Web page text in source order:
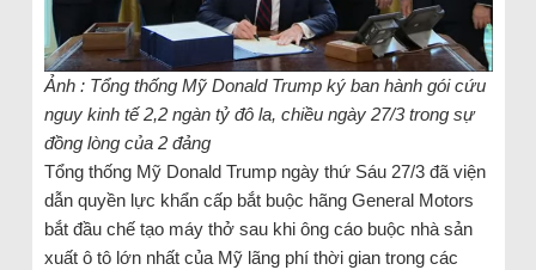
Ảnh : Tổng thống Mỹ Donald Trump ký ban hành gói cứu
nguy kinh tế 2,2 ngàn tỷ đô la, chiều ngày 27/3 trong sự
đồng lòng của 2 đảng
Tổng thống Mỹ Donald Trump ngày thứ Sáu 27/3 đã viện
dẫn quyền lực khẩn cấp bắt buộc hãng General Motors
bắt đầu chế tạo máy thở sau khi ông cáo buộc nhà sản
xuất ô tô lớn nhất của Mỹ lãng phí thời gian trong các